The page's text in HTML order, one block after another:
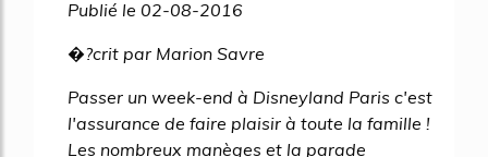
Publié le 02-08-2016
�?crit par Marion Savre
Passer un week-end à Disneyland Paris c'est
l'assurance de faire plaisir à toute la famille !
Les nombreux manèges et la parade